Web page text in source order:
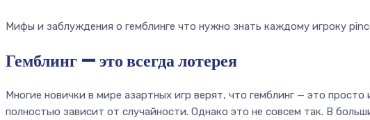
Мифы и заблуждения о гемблинге что нужно знать каждому игроку
Гемблинг — это всегда лотерея
Многие новички в мире азартных игр верят, что гемблинг — это просто
полностью зависит от случайности. Однако это не совсем так. В